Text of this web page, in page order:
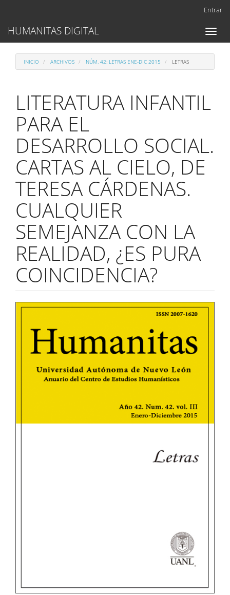
Contenido
principal
lateral
Entrar
Toggle
HUMANITAS DIGITAL
INICIO ARCHIVOS NÚM. 42: LETRAS ENE-DIC 2015 LETRAS
LITERATURA INFANTIL
PARA EL
DESARROLLO SOCIAL.
CARTAS AL CIELO, DE
TERESA CÁRDENAS.
CUALQUIER
SEMEJANZA CON LA
REALIDAD, ¿ES PURA
COINCIDENCIA?
Barra
lateral
del
artículo